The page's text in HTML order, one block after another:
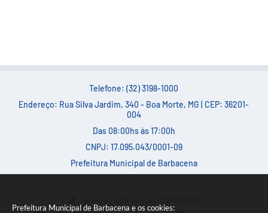
Prefeitura Municipal de Barbacena e os cookies:
Telefone: (32) 3198-1000
Endereço: Rua Silva Jardim, 340 - Boa Morte, MG | CEP: 36201-
004
Das 08:00hs às 17:00h
CNPJ: 17.095.043/0001-09
Prefeitura Municipal de Barbacena